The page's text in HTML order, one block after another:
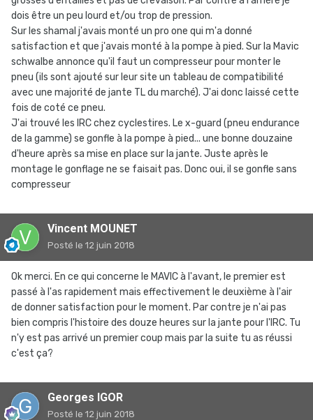
dois être un peu lourd et/ou trop de pression.
Sur les shamal j'avais monté un pro one qui m'a donné
satisfaction et que j'avais monté à la pompe à pied. Sur la Mavic
schwalbe annonce qu'il faut un compresseur pour monter le
pneu (ils sont ajouté sur leur site un tableau de compatibilité
avec une majorité de jante TL du marché). J'ai donc laissé cette
fois de coté ce pneu.
J'ai trouvé les IRC chez cyclestires. Le x-guard (pneu endurance
de la gamme) se gonfle à la pompe à pied... une bonne douzaine
d'heure après sa mise en place sur la jante. Juste après le
montage le gonflage ne se faisait pas. Donc oui, il se gonfle sans
compresseur
Vincent MOUNET
Posté le 12 juin 2018
Ok merci. En ce qui concerne le MAVIC à l'avant, le premier est
passé à l'as rapidement mais effectivement le deuxième à l'air
de donner satisfaction pour le moment. Par contre je n'ai pas
bien compris l'histoire des douze heures sur la jante pour l'IRC. Tu
n'y est pas arrivé un premier coup mais par la suite tu as réussi
c'est ça?
Georges IGOR
Posté le 12 juin 2018